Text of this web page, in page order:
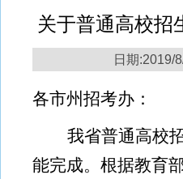
关于普通高校
日期:2019/
各市州招考办：
我省普通高校
能完成。根据教育